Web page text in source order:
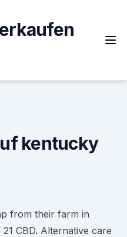
kentucky
from their farm in
CBD. Alternative care